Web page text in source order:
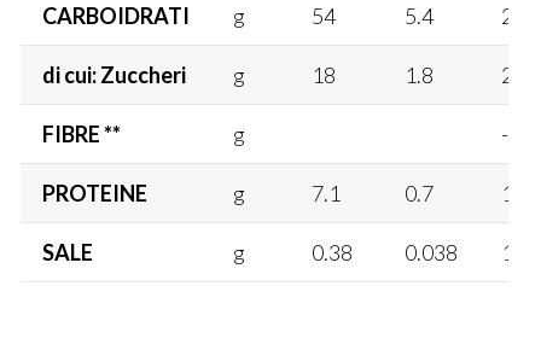
CARBOIDRATI g 54 5.4 2%
di cui: Zuccheri g 18 1.8 2%
FIBRE ** g -
PROTEINE g 7.1 0.7 1%
SALE g 0.38 0.038 1%